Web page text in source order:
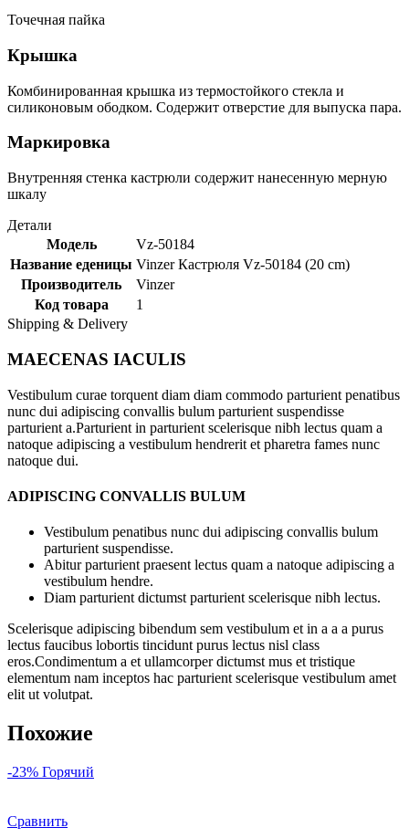
Точечная пайка
Крышка
Комбинированная крышка из термостойкого стекла и
силиконовым ободком. Содержит отверстие для выпуска пара.
Маркировка
Внутренняя стенка кастрюли содержит нанесенную мерную
шкалу
Детали
Модель
Vz-50184
Название еденицы Vinzer Кастрюля Vz-50184 (20 сm)
Производитель
Vinzer
Код товара
1
Shipping & Delivery
MAECENAS IACULIS
Vestibulum curae torquent diam diam commodo parturient penatibus
nunc dui adipiscing convallis bulum parturient suspendisse
parturient a.Parturient in parturient scelerisque nibh lectus quam a
natoque adipiscing a vestibulum hendrerit et pharetra fames nunc
natoque dui.
ADIPISCING CONVALLIS BULUM
Vestibulum penatibus nunc dui adipiscing convallis bulum
parturient suspendisse.
Abitur parturient praesent lectus quam a natoque adipiscing a
vestibulum hendre.
Diam parturient dictumst parturient scelerisque nibh lectus.
Scelerisque adipiscing bibendum sem vestibulum et in a a a purus
lectus faucibus lobortis tincidunt purus lectus nisl class
eros.Condimentum a et ullamcorper dictumst mus et tristique
elementum nam inceptos hac parturient scelerisque vestibulum amet
elit ut volutpat.
Похожие
-23% Горячий
Сравнить